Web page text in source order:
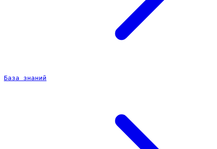
База знаний